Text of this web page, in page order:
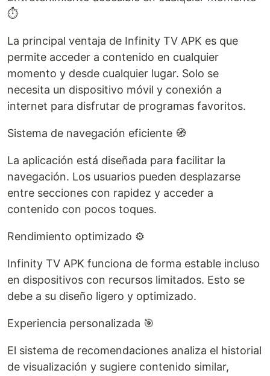
⏱️
La principal ventaja de Infinity TV APK es que
permite acceder a contenido en cualquier
momento y desde cualquier lugar. Solo se
necesita un dispositivo móvil y conexión a
internet para disfrutar de programas favoritos.
Sistema de navegación eficiente 🧭
La aplicación está diseñada para facilitar la
navegación. Los usuarios pueden desplazarse
entre secciones con rapidez y acceder a
contenido con pocos toques.
Rendimiento optimizado ⚙️
Infinity TV APK funciona de forma estable incluso
en dispositivos con recursos limitados. Esto se
debe a su diseño ligero y optimizado.
Experiencia personalizada 🎯
El sistema de recomendaciones analiza el historial
de visualización y sugiere contenido similar,